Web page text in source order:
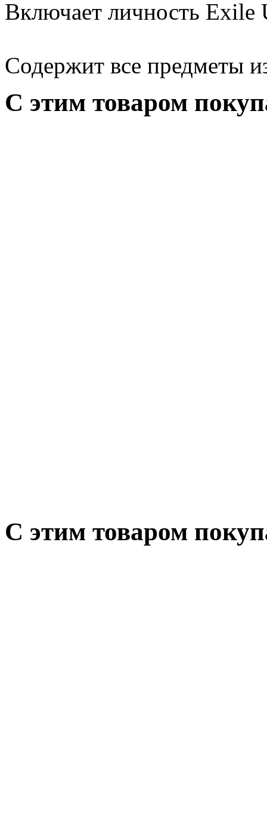
Включает личность Exile
Содержит все предметы
С этим товаром
С этим товаром